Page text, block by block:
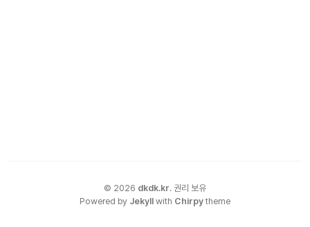
© 2026 dkdk.kr. 권리 보유
Powered by Jekyll with Chirpy theme